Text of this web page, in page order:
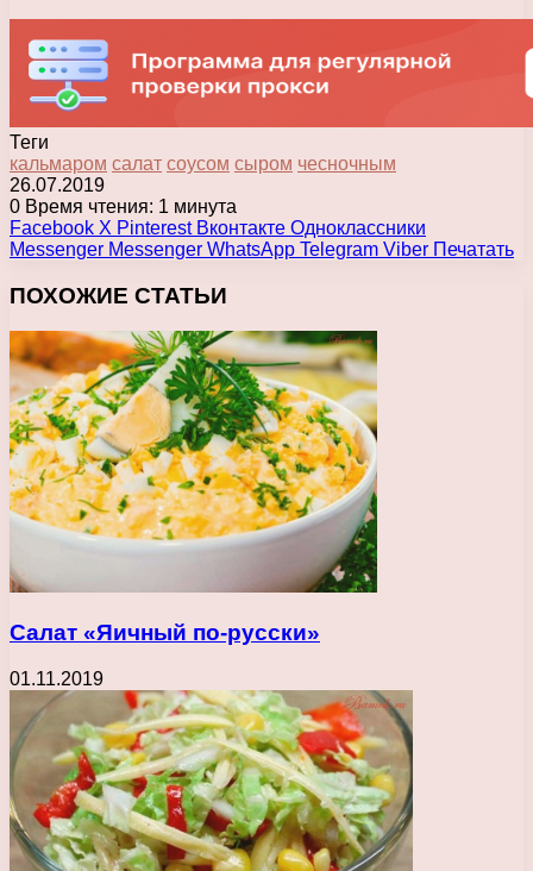
Теги
кальмаром салат соусом сыром чесночным
26.07.2019
0 Время чтения: 1 минута
Facebook X Pinterest Вконтакте Одноклассники
Messenger Messenger WhatsApp Telegram Viber Печатать
ПОХОЖИЕ СТАТЬИ
Салат «Яичный по-русски»
01.11.2019